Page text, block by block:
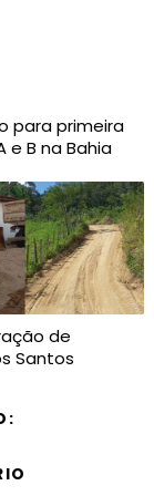
para primeira
B na Bahia
de
Santos